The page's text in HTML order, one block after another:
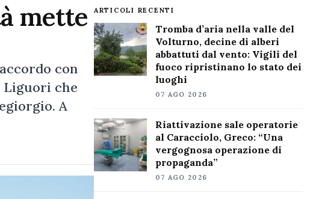
mette
con
Liguori che
A
ARTICOLI RECENTI
Tromba d’aria nella valle del
Volturno, decine di alberi
abbattuti dal vento: Vigili del
fuoco ripristinano lo stato dei
luoghi
07 AGO 2026
Riattivazione sale operatorie
al Caracciolo, Greco: “Una
vergognosa operazione di
propaganda”
07 AGO 2026